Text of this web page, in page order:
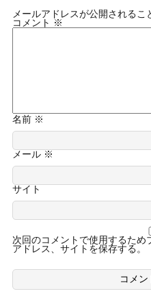
メールアドレスが公開されるこ
コメント ※
名前 ※
メール ※
サイト
次回のコメントで使用するた
アドレス、サイトを保存する。